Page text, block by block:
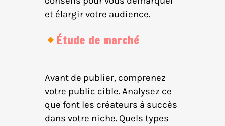
et élargir votre audience.
Étude de marché
Avant de publier, comprenez
votre public cible. Analysez ce
que font les créateurs à succès
dans votre niche. Quels types